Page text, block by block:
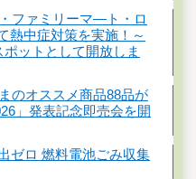
ファミリーマ―ト・ロ
熱中症対策を実施！～
ットとして開放しま
のオススメ商品88品が
」発表記念即売会を開
ゼロ 燃料電池ごみ収集